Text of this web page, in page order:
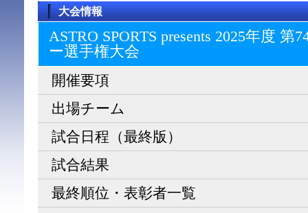
大会情報
ASTRO SPORTS presents 2025年度
ー選⼿権⼤会
開催要項
出場チーム
試合日程（最終版）
試合結果
最終順位・表彰者一覧